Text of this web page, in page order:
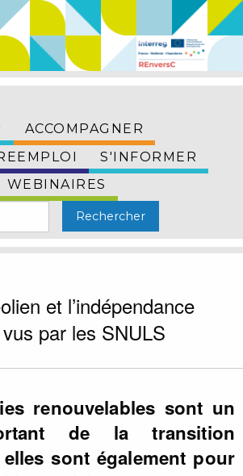
ACCOMPAGNER
S'INFORMER
WEBINAIRES
et l’indépendance
par les SNULS
renouvelables sont un
de la transition
sont également pour